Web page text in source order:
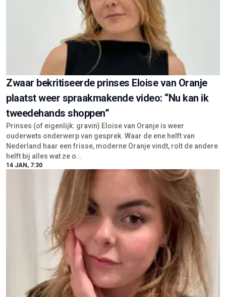
Zwaar bekritiseerde prinses Eloise van Oranje
plaatst weer spraakmakende video: “Nu kan ik
tweedehands shoppen”
Prinses (of eigenlijk: gravin) Eloise van Oranje is weer
ouderwets onderwerp van gesprek. Waar de ene helft van
Nederland haar een frisse, moderne Oranje vindt, rolt de andere
helft bij alles wat ze o...
14 JAN, 7:30